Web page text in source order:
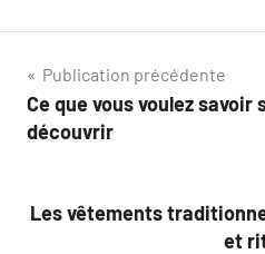
Navigation
de
Publication précédente
Ce que vous voulez savoir
découvrir
Les vêtements
et